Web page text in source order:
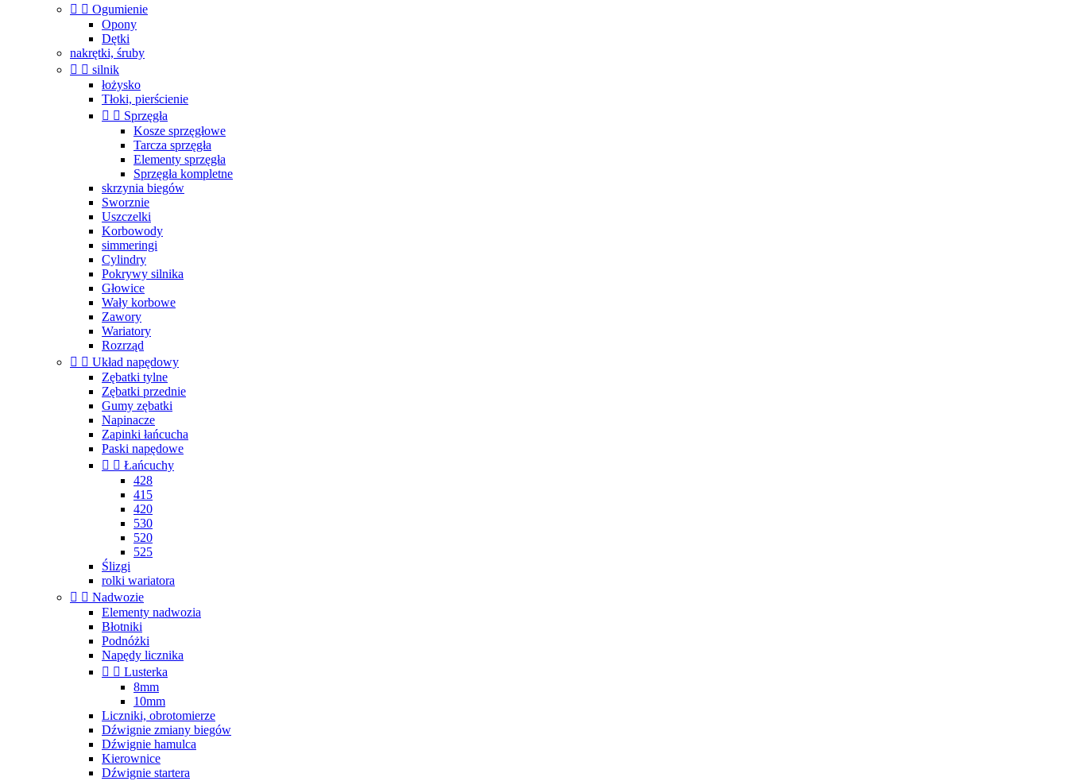
  Ogumienie
Opony
Dętki
nakrętki, śruby
  silnik
łożysko
Tłoki, pierścienie
  Sprzęgła
Kosze sprzęgłowe
Tarcza sprzęgła
Elementy sprzęgła
Sprzęgła kompletne
skrzynia biegów
Sworznie
Uszczelki
Korbowody
simmeringi
Cylindry
Pokrywy silnika
Głowice
Wały korbowe
Zawory
Wariatory
Rozrząd
  Układ napędowy
Zębatki tylne
Zębatki przednie
Gumy zębatki
Napinacze
Zapinki łańcucha
Paski napędowe
  Łańcuchy
428
415
420
530
520
525
Ślizgi
rolki wariatora
  Nadwozie
Elementy nadwozia
Błotniki
Podnóżki
Napędy licznika
  Lusterka
8mm
10mm
Liczniki, obrotomierze
Dźwignie zmiany biegów
Dźwignie hamulca
Kierownice
Dźwignie startera